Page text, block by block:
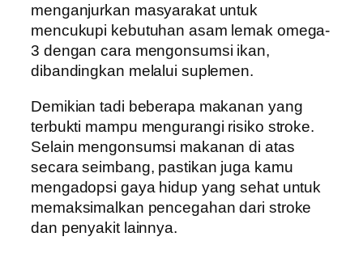
menganjurkan masyarakat untuk
mencukupi kebutuhan asam lemak omega-
3 dengan cara mengonsumsi ikan,
dibandingkan melalui suplemen.
Demikian tadi beberapa makanan yang
terbukti mampu mengurangi risiko stroke.
Selain mengonsumsi makanan di atas
secara seimbang, pastikan juga kamu
mengadopsi gaya hidup yang sehat untuk
memaksimalkan pencegahan dari stroke
dan penyakit lainnya.